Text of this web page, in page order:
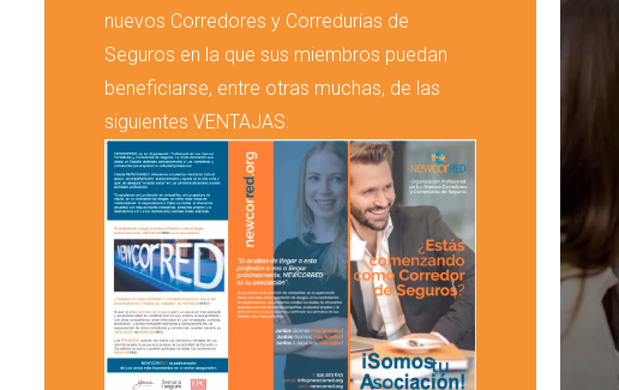
nuevos Corredores y Corredurías de
Seguros en la que sus miembros puedan
beneficiarse, entre otras muchas, de las
siguientes VENTAJAS: